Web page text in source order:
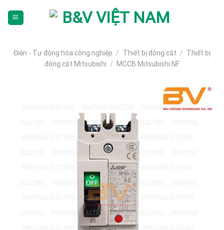
dịch)Điện - Tự động hóa công nghiệp / Thiết bị đóng cắt / Thiết bị
đóng cắt Mitsubishi / MCCB Mitsubishi NF